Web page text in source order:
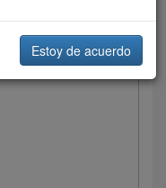
Estoy de acuerdo